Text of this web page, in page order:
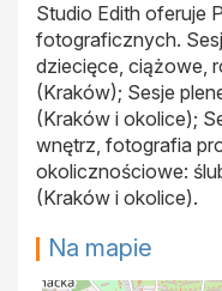
Studio Edith oferuje
fotograficznych.
dziecięce, ciążowe,
(Kraków); Sesje
(Kraków i okolice);
wnętrz, fotografia
okolicznościowe:
(Kraków i okolice).
Na mapie